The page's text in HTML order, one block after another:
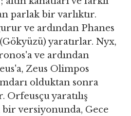
parlak bir varlıktır.
ve ardından Phanes
yaratırlar. Nyx,
ve ardından
Zeus Olimpos
olduktan sonra
Orfeusçu yaratılış
versiyonunda, Gece